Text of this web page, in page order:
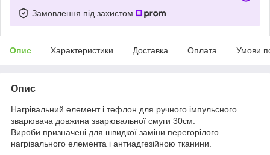
Замовлення під захистом
Опис Характеристики Доставка Оплата Умови
Опис
Нагрівальний елемент і тефлон для ручного імпульсного
зварювача довжина зварювальної смуги 30см.
Вироби призначені для швидкої заміни перегорілого
нагрівального елемента і антиадгезійною тканини.